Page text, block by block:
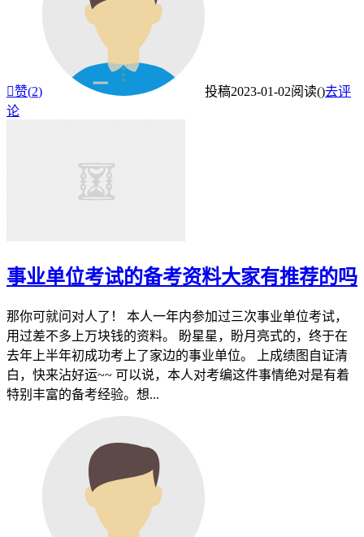
赞(2) 投稿2023-01-02阅读()去评
论
事业单位考试的备考资料大家有推荐的吗
那你可就问对人了！ 本人一年内参加过三次事业单位考试，
用过差不多上万块钱的资料。 盼星星，盼月亮式的，终于在
去年上半年初成功考上了家边的事业单位。 上成绩图自证清
白，快来沾好运~~ 可以说，本人对考编这件事情绝对是有着
特别丰富的备考经验。想...